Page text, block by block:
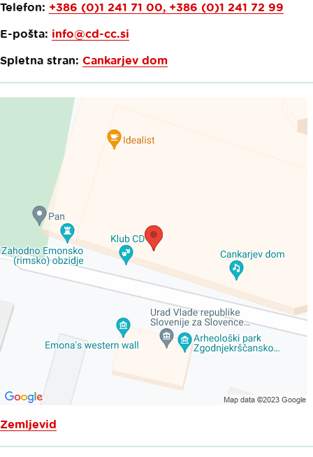
Telefon: +386 (0)1 241 71 00, +386 (0)1 241 72 99
E-pošta: info@cd-cc.si
Spletna stran: Cankarjev dom
Zemljevid